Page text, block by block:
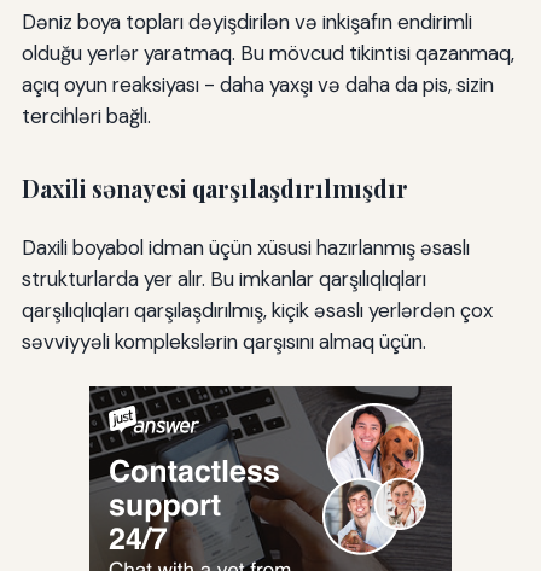
Dəniz boya topları dəyişdirilən və inkişafın endirimli
olduğu yerlər yaratmaq. Bu mövcud tikintisi qazanmaq,
açıq oyun reaksiyası - daha yaxşı və daha da pis, sizin
tercihləri bağlı.
Daxili sənayesi qarşılaşdırılmışdır
Daxili boyabol idman üçün xüsusi hazırlanmış əsaslı
strukturlarda yer alır. Bu imkanlar qarşılıqlıqları
qarşılıqlıqları qarşılaşdırılmış, kiçik əsaslı yerlərdən çox
səvviyyəli komplekslərin qarşısını almaq üçün.